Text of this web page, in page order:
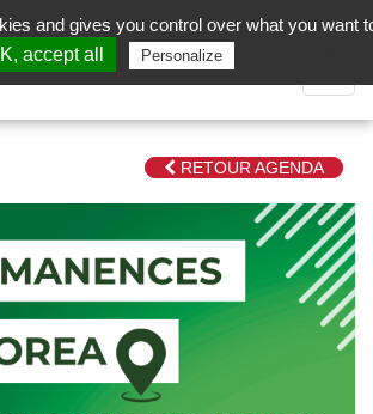
(Customer Chat) is disabled.
la
RETOUR AGENDA
and gives you control over what you want
accept all Personalize